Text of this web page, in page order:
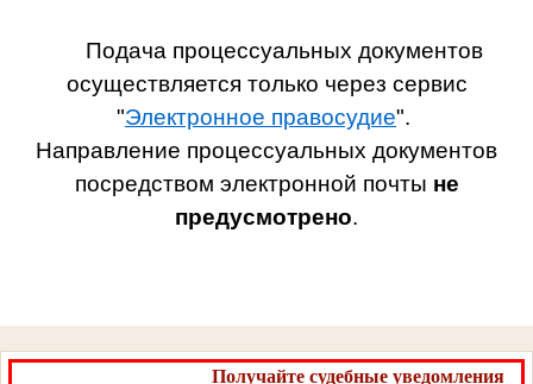
Подача процессуальных документов
осуществляется только через сервис
"Электронное правосудие".
Направление процессуальных документов
посредством электронной почты не
предусмотрено.
Получайте судебные уведомления